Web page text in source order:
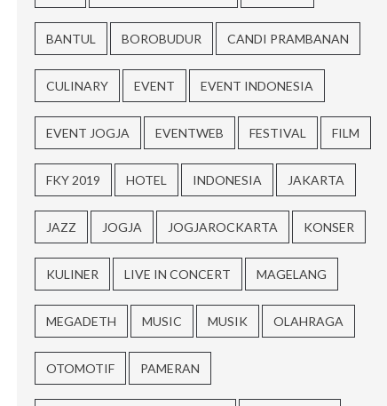
BANTUL BOROBUDUR CANDI PRAMBANAN
CULINARY EVENT EVENT INDONESIA
EVENT JOGJA EVENTWEB FESTIVAL FILM
FKY 2019 HOTEL INDONESIA JAKARTA
JAZZ JOGJA JOGJAROCKARTA KONSER
KULINER LIVE IN CONCERT MAGELANG
MEGADETH MUSIC MUSIK OLAHRAGA
OTOMOTIF PAMERAN